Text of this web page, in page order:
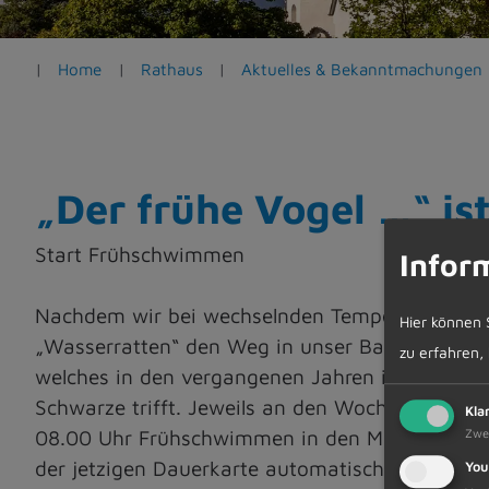
e
n
Home Rathaus Aktuelles & Bekanntmachungen
„Der frühe Vogel …“
Start Frühschwimmen
Nachdem wir bei wechselnden Temperaturen
„Wasserratten“ den Weg in unser Bad. „Der
welches in den vergangenen Jahren immer
Schwarze trifft. Jeweils an den Wochentagen
08.00 Uhr Frühschwimmen in den Monaten
der jetzigen Dauerkarte automatisch
Hier können
zu erfahren,